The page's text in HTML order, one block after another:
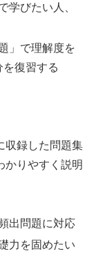
学びたい人、
」で理解度を
復習する
収録した問題集
かりやすく説明
出問題に対応
力を固めたい